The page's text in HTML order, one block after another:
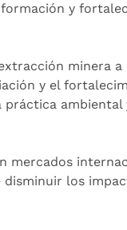
y
minera a
y el
práctica ambiental
mercados
disminuir los